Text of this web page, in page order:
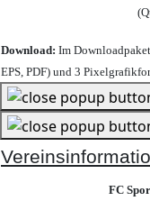
Download: Im
EPS, PDF) und 3
FC